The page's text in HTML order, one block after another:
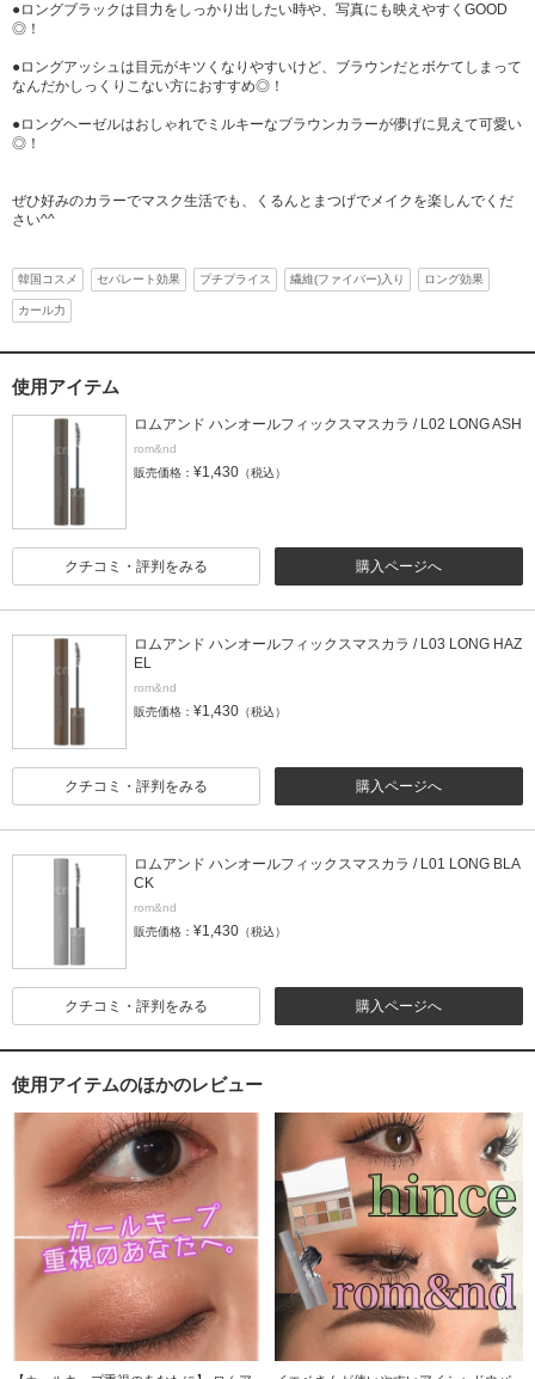
●ロングブラックは目力をしっかり出したい時や、写真にも映えやすくGOOD
◎！
●ロングアッシュは目元がキツくなりやすいけど、ブラウンだとボケてしまって
なんだかしっくりこない方におすすめ◎！
●ロングヘーゼルはおしゃれでミルキーなブラウンカラーが儚げに見えて可愛い
◎！
ぜひ好みのカラーでマスク生活でも、くるんとまつげでメイクを楽しんでくだ
さい^^
韓国コスメ セパレート効果 プチプライス 繊維(ファイバー)入り ロング効果
カール力
使用アイテム
ロムアンド ハンオールフィックスマスカラ / L02 LONG ASH
rom&nd
販売価格： ¥1,430 （税込）
購入ページへ
クチコミ・評判をみる
ロムアンド ハンオールフィックスマスカラ / L03 LONG HAZ
EL
rom&nd
販売価格： ¥1,430 （税込）
購入ページへ
クチコミ・評判をみる
ロムアンド ハンオールフィックスマスカラ / L01 LONG BLA
CK
rom&nd
販売価格： ¥1,430 （税込）
購入ページへ
クチコミ・評判をみる
使用アイテムのほかのレビュー